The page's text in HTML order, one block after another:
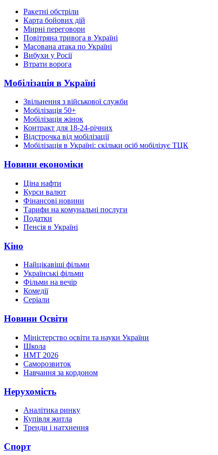
Ракетні обстріли
Карта бойових дій
Мирні переговори
Повітряна тривога в Україні
Масована атака по Україні
Вибухи у Росії
Втрати ворога
Мобілізація в Україні
Звільнення з військової служби
Мобілізація 50+
Мобілізація жінок
Контракт для 18-24-річних
Відстрочка від мобілізації
Мобілізація в Україні: скільки осіб мобілізує ТЦК
Новини економіки
Ціна нафти
Курси валют
Фінансові новини
Тарифи на комунальні послуги
Податки
Пенсія в Україні
Кіно
Найцікавіші фільми
Українські фільми
Фільми на вечір
Комедії
Серіали
Новини Освіти
Міністерство освіти та науки України
Школа
НМТ 2026
Саморозвиток
Навчання за кордоном
Нерухомість
Аналітика ринку
Купівля житла
Тренди і натхнення
Спорт